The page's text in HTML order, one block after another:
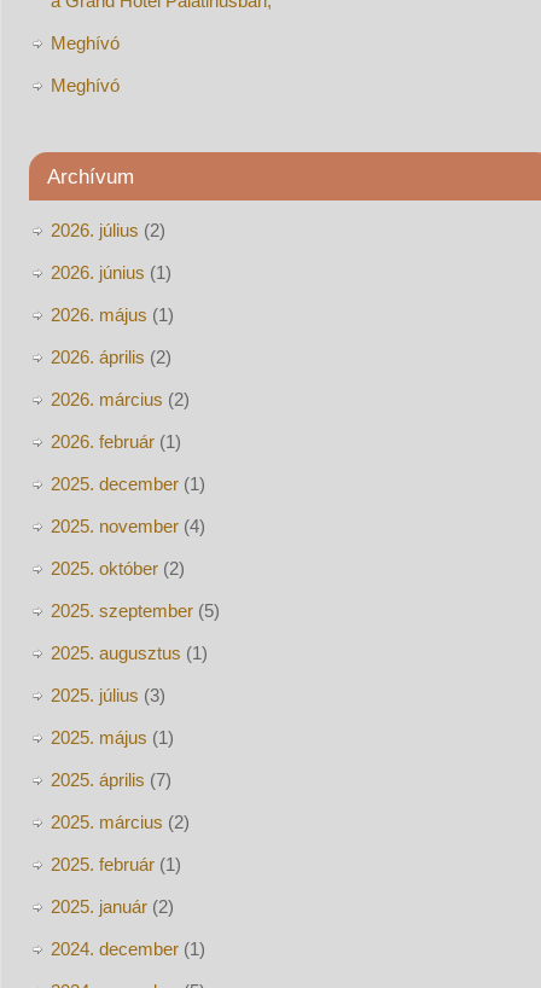
Meghívó
Meghívó
Archívum
2026. július (2)
2026. június (1)
2026. május (1)
2026. április (2)
2026. március (2)
2026. február(1)
2025. december(1)
2025. november(4)
2025. október(2)
2025. szeptember(5)
2025. augusztus (1)
2025. július (3)
2025. május (1)
2025. április (7)
2025. március (2)
2025. február(1)
2025. január(2)
2024. december(1)